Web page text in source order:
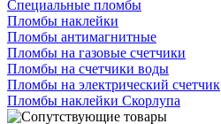
Специальные пломбы
Пломбы наклейки
Пломбы антимагнитные
Пломбы на газовые счетчики
Пломбы на счетчики воды
Пломбы на электрический счетчик
Пломбы наклейки Скорлупа